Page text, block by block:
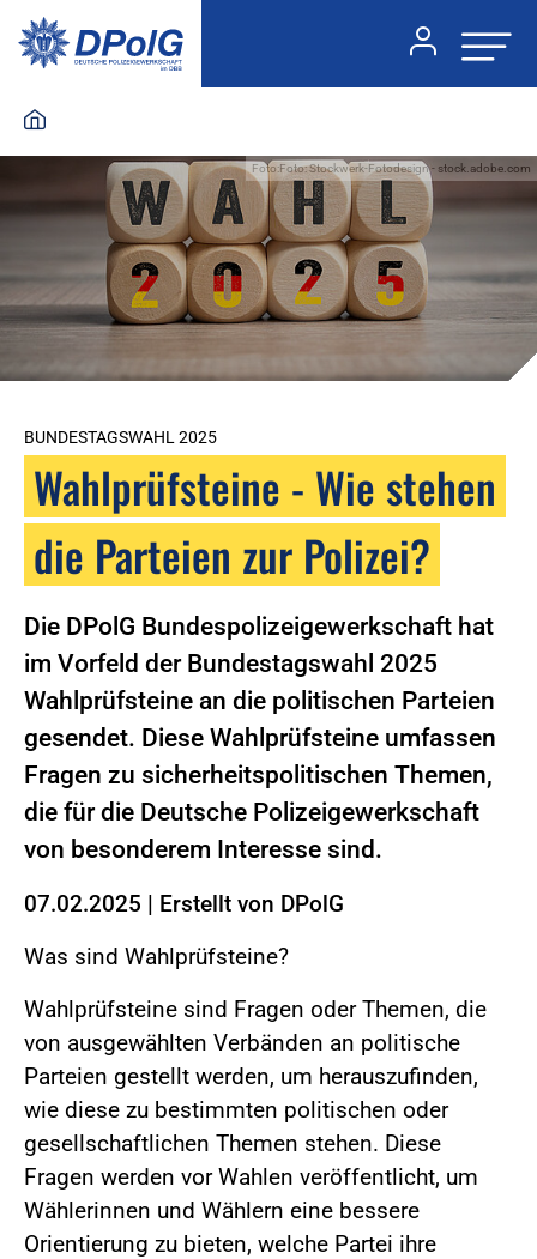
Foto:Foto: Stockwerk-Fotodesign - stock.adobe.com
BUNDESTAGSWAHL 2025
Wahlprüfsteine - Wie stehen
die Parteien zur Polizei?
Die DPolG Bundespolizeigewerkschaft hat
im Vorfeld der Bundestagswahl 2025
Wahlprüfsteine an die politischen Parteien
gesendet. Diese Wahlprüfsteine umfassen
Fragen zu sicherheitspolitischen Themen,
die für die Deutsche Polizeigewerkschaft
von besonderem Interesse sind.
07.02.2025 | Erstellt von DPolG
Was sind Wahlprüfsteine?
Wahlprüfsteine sind Fragen oder Themen, die
von ausgewählten Verbänden an politische
Parteien gestellt werden, um herauszufinden,
wie diese zu bestimmten politischen oder
gesellschaftlichen Themen stehen. Diese
Fragen werden vor Wahlen veröffentlicht, um
Wählerinnen und Wählern eine bessere
Orientierung zu bieten, welche Partei ihre